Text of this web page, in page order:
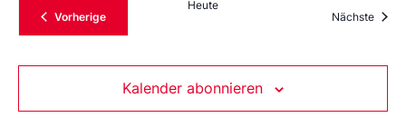
VorherigeVeranstaltungen
Heute
Nächste
Kalender abonnieren